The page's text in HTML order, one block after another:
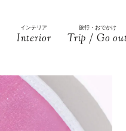
インテリア
Interior
旅行・おでかけ
Trip / Go